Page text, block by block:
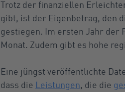
Trotz der finanziellen
gibt, ist der Eigenbetrag, den
gestiegen. Im ersten Jahr der
Monat. Zudem gibt es hohe
Eine jüngst veröffentlichte
dass die Leistungen, die die